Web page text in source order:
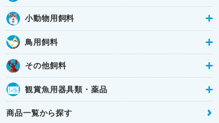
小動物用飼料
鳥用飼料
その他飼料
観賞魚用器具類・薬品
商品一覧から探す